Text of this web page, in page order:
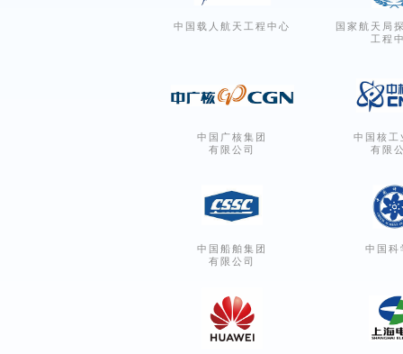
中国载人航天工程中心
国家航天局
工程
中国广核集团
有限公司
中国核工
有限
中国船舶集团
有限公司
中国科